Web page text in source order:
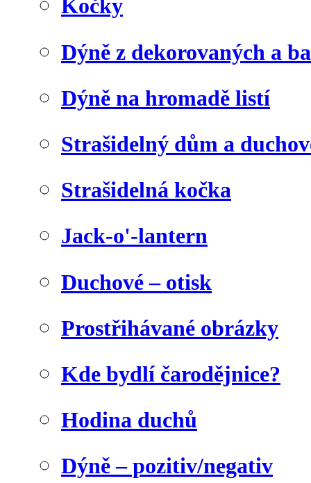
Kočky
Dýně z dekorovaných a
Dýně na hromadě listí
Strašidelný dům a
Strašidelná kočka
Jack-o'-lantern
Duchové – otisk
Prostřihávané obrázky
Kde bydlí čarodějnice?
Hodina duchů
Dýně – pozitiv/negativ